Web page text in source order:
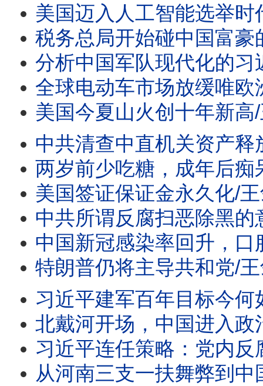
美国迈入人工智能选举
税务总局开始碰中国富豪的香港保单 香港不再安
分析中国军队现代化的习
全球电动车市场放缓唯欧洲逆势爆发/
美国今夏山火创十年新高/王剑每
中共清查中直机关资产释放哪些信号/
两岁前少吃糖，成年后痴呆风险降23%/
美国签证保证金永久化/王剑每
中共所谓反腐扫恶除黑的意图是什么/
中国新冠感染率回升，口服药一药难求/
特朗普仍将主导共和党/王剑每
习近平建军百年目标今何如？/日本发表防
北戴河开场，中国进入
习近平连任策略：党内反
从河南三支一扶舞弊到中